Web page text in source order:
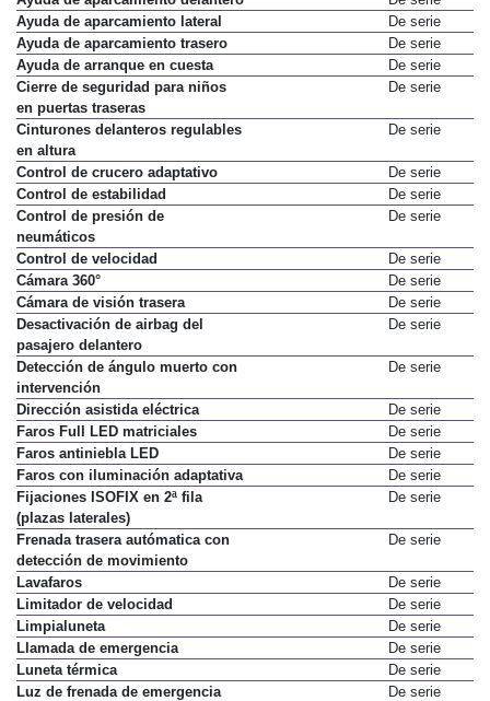
Ayuda de aparcamiento lateral
De serie
Ayuda de aparcamiento trasero
De serie
Ayuda de arranque en cuesta
De serie
Cierre de seguridad para niños
en puertas traseras
De serie
Cinturones delanteros regulables
en altura
De serie
Control de crucero adaptativo
De serie
Control de estabilidad
De serie
Control de presión de
neumáticos
De serie
Control de velocidad
De serie
Cámara 360°
De serie
Cámara de visión trasera
De serie
Desactivación de airbag del
pasajero delantero
De serie
Detección de ángulo muerto con
intervención
De serie
Dirección asistida eléctrica
De serie
Faros Full LED matriciales
De serie
Faros antiniebla LED
De serie
Faros con iluminación adaptativa
De serie
Fijaciones ISOFIX en 2ª fila
(plazas laterales)
De serie
Frenada trasera autómatica con
detección de movimiento
De serie
Lavafaros
De serie
Limitador de velocidad
De serie
Limpialuneta
De serie
Llamada de emergencia
De serie
Luneta térmica
De serie
Luz de frenada de emergencia
De serie